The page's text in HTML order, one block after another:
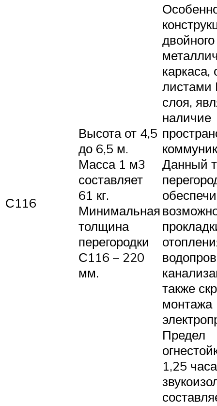
С116
Высота от 4,5
до 6,5 м.
Масса 1 м3
составляет
61 кг.
Минимальная
толщина
перегородки
С116 – 220
мм.
двойного
каркаса,
листами
слоя,
наличие
Данный
также
монтажа
Предел
1,25